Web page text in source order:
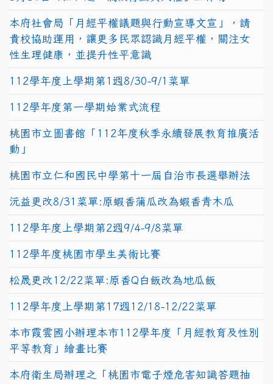
本府社會局「月經平權議題與行動宣導文宣」，請
貴校協助運用，讓更多民眾認識月經平權，關注女
性生理健康，並提升性平意識
112學年度上學期第1週8/30-9/1菜單
112學年度第一學期始業式流程
桃園市立圖書館「112年度秋季永續發展教育推廣活
動」
桃園市立仁和國民中學第十一屆自治市長選舉辦法
沅益更改8/31菜單:原蝦香蒲瓜改為蝦香青木瓜
112學年度上學期第2週9/4-9/8菜單
112學年度桃園市學生美術比賽
松晟更改12/22菜單:原香Q白飯改為地瓜飯
112學年度上學期第17週12/18-12/22菜單
本市霞雲國小辦理本市112學年度「月經教育及性別
平等教育」繪畫比賽
本府衛生局辦理之「桃園市電子煙危害知識答題抽